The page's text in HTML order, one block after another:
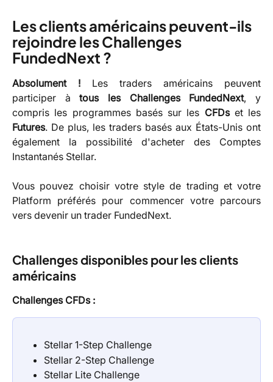
Les clients américains peuvent-ils
rejoindre les Challenges
FundedNext ?
Absolument ! Les traders américains peuvent
participer àtous les Challenges FundedNext, y
compris les programmes basés sur les CFDset les
Futures. De plus, les traders basés aux États-Unis ont
également la possibilité d'acheter des Comptes
Instantanés Stellar.
Vous pouvez choisir votre style de trading et votre
Platform préférés pour commencer votre parcours
vers devenir un trader FundedNext.
Challenges disponibles pour les clients
américains
Challenges CFDs :
Stellar 1-Step Challenge
Stellar 2-Step Challenge
Stellar Lite Challenge